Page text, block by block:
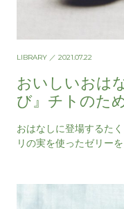
LIBRARY ／ 2021.07.22
おいしいおは
び』チトのた
おはなしに登場するた
リの実を使ったゼリー